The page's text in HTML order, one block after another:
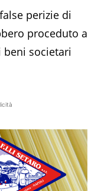
perizie di
proceduto a
societari